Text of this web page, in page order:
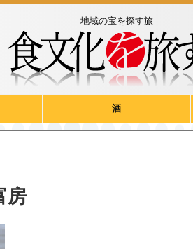
地域の宝を探す旅
酒
房